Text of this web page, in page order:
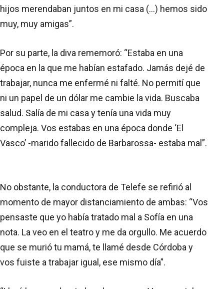
hijos merendaban juntos en mi casa (...) hemos sido
muy, muy amigas”.
Por su parte, la diva rememoró: “Estaba en una
época en la que me habían estafado. Jamás dejé de
trabajar, nunca me enfermé ni falté. No permití que
ni un papel de un dólar me cambie la vida. Buscaba
salud. Salía de mi casa y tenía una vida muy
compleja. Vos estabas en una época donde ‘El
Vasco’ -marido fallecido de Barbarossa- estaba mal”.
No obstante, la conductora de Telefe se refirió al
momento de mayor distanciamiento de ambas: “Vos
pensaste que yo había tratado mal a Sofía en una
nota. La veo en el teatro y me da orgullo. Me acuerdo
que se murió tu mamá, te llamé desde Córdoba y
vos fuiste a trabajar igual, ese mismo día”.